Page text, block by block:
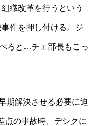
織改革を行うという
件を押し付ける。ジ
ろと…チェ部長もこっ
期解決させる必要に迫
点の事故時、デシクに